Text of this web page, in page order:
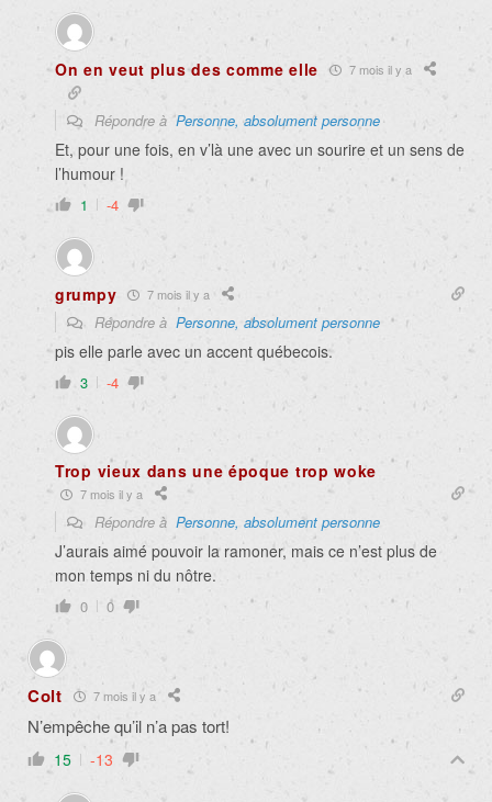
On en veut plus des comme elle 7 mois il y a
Répondre àPersonne, absolument personne
Et, pour une fois, en v’là une avec un sourire et un sens de
l’humour !
1 -4
grumpy 7 mois il y a
Répondre à Personne, absolument personne
pis elle parle avec un accent québecois.
3 -4
Trop vieux dans une époque trop woke
7 mois il y a
Répondre à Personne, absolument personne
J’aurais aimé pouvoir la ramoner, mais ce n’est plus de
mon temps ni du nôtre.
0 0
Colt 7 mois il y a
N’empêche qu’il n’a pas tort!
15 -13